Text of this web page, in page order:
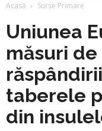
Acasă Surse Primare
Uniunea
măsuri
taberele
din